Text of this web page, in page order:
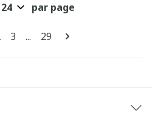
Pages
lisez actuellement la page
Page
3 ... Page
29
par page